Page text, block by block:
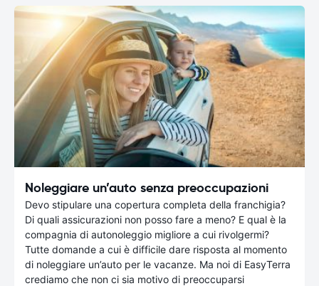
Noleggiare un’auto senza preoccupazioni
Devo stipulare una copertura completa della franchigia?
Di quali assicurazioni non posso fare a meno? E qual è la
compagnia di autonoleggio migliore a cui rivolgermi?
Tutte domande a cui è difficile dare risposta al momento
di noleggiare un’auto per le vacanze. Ma noi di EasyTerra
crediamo che non ci sia motivo di preoccuparsi